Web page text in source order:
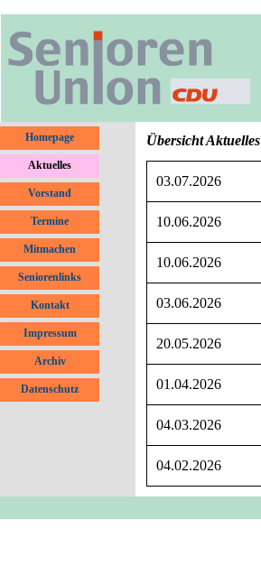
Menü überspringen
Homepage
Aktuelles ▼
Vorstand
Termine
Mitmachen
Seniorenlinks
Kontakt
Impressum
Archiv ▼
Datenschutz
Übersicht Aktuelles
03.07.2026
10.06.2026
10.06.2026
03.06.2026
20.05.2026
01.04.2026
04.03.2026
04.02.2026